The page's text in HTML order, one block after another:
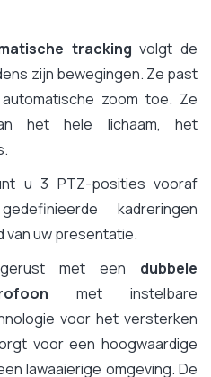
tracking volgt de
zijn bewegingen. Ze past
zoom toe. Ze
het hele lichaam, het
u 3 PTZ-posities vooraf
kadreringen
van uw presentatie.
met een dubbele
met instelbare
voor het versterken
voor een hoogwaardige
lawaaierige omgeving. De